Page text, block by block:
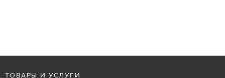
ТОВАРЫ И УСЛУГИ